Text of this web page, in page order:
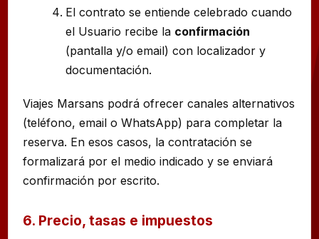
El contrato se entiende celebrado cuando
el Usuario recibe la confirmación
(pantalla y/o email) con localizador y
documentación.
Viajes Marsans podrá ofrecer canales alternativos
(teléfono, email o WhatsApp) para completar la
reserva. En esos casos, la contratación se
formalizará por el medio indicado y se enviará
confirmación por escrito.
6. Precio, tasas e impuestos